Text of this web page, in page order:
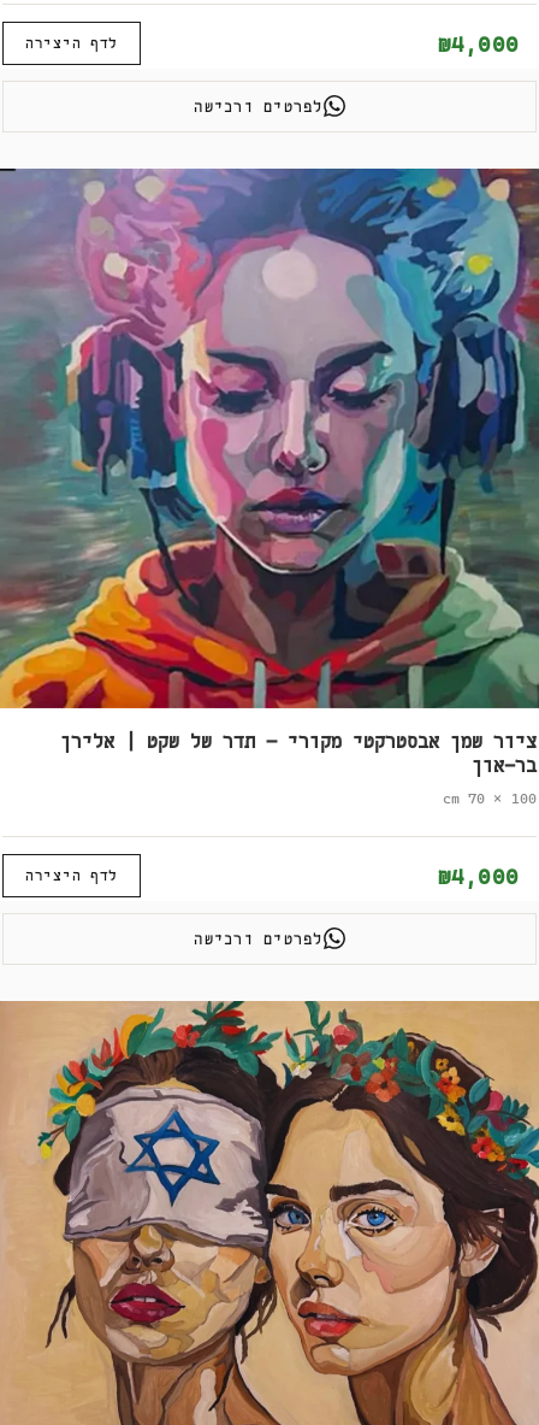
₪4,000 לדף היצירה
לפרטים ורכישה
ציור שמן אבסטרקטי מקורי – תדר של שקט | אלירן
בר-און
100 × 70 cm
₪4,000 לדף היצירה
לפרטים ורכישה